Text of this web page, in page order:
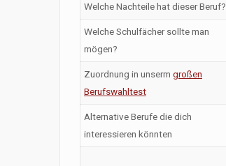
Welche Nachteile hat dieser Beruf?
Welche Schulfächer sollte man
mögen?
Zuordnung in unserm großen
Berufswahltest
Alternative Berufe die dich
interessieren könnten